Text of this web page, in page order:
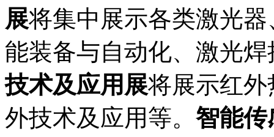
展将集中展示各类激光
能装备与自动化、激光
技术及应用展将展示红
外技术及应用等。 智能传